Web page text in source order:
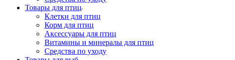
Товары для птиц
Клетки для птиц
Корм для птиц
Аксессуары для птиц
Витамины и минералы для птиц
Средства по уходу